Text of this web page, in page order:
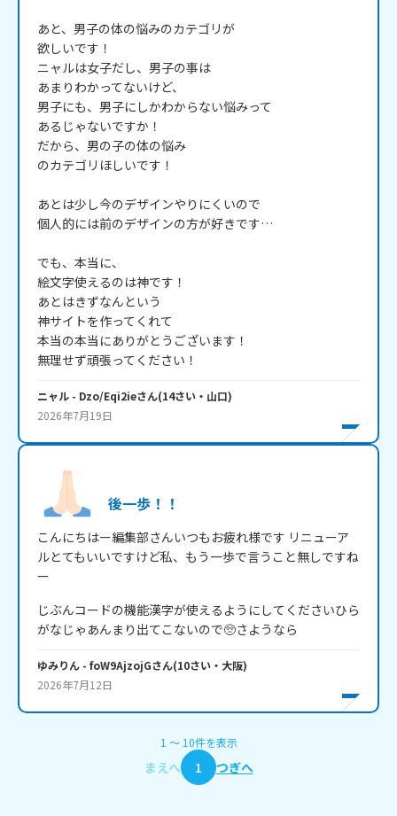
あと、男子の体の悩みのカテゴリが
欲しいです！
ニャルは女子だし、男子の事は
あまりわかってないけど、
男子にも、男子にしかわからない悩みって
あるじゃないですか！
だから、男の子の体の悩み
のカテゴリほしいです！
あとは少し今のデザインやりにくいので
個人的には前のデザインの方が好きです…
でも、本当に、
絵文字使えるのは神です！
あとはきずなんという
神サイトを作ってくれて
本当の本当にありがとうございます！
ニャル - Dzo/Eqi2ieさん(14さい・ 山口)
2026年7月19日
後一歩！！
こんにちはー編集部さんいつもお疲れ様です リニューア
ルとてもいいですけど私、もう一歩で言うこと無しですね
ー
じぶんコードの機能漢字が使えるようにしてくださいひら
がなじゃあんまり出てこないので🥺さようなら
ゆみりん - foW9AjzojGさん(10さい・ 大阪)
2026年7月12日
1 〜 10件を表示
まえへ 1 つぎへ